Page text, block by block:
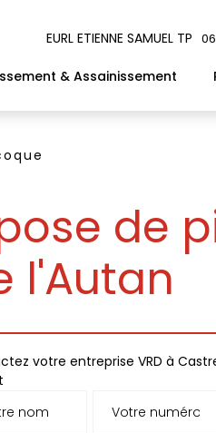
EURL ETIENNE SAMUEL TP
& Assainissement
de
l'Autan
votre entreprise VRD à